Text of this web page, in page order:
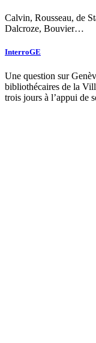
Calvin, Rousseau, de
Dalcroze, Bouvier…
InterroGE
Une question sur
bibliothécaires de la
trois jours à l’appui de